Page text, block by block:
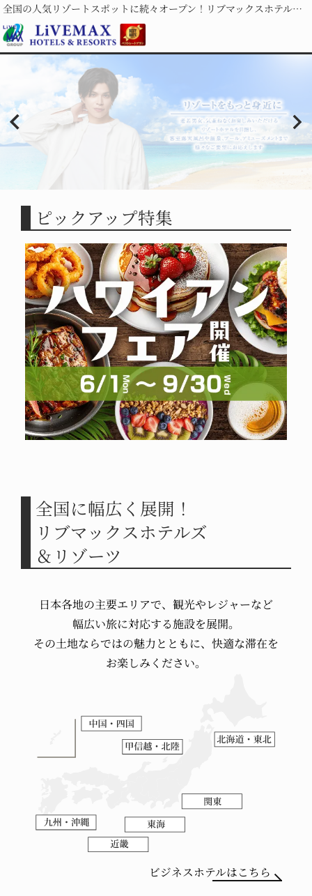
全国の人気リゾートスポットに続々オープン！リブマックスホテルズ＆リゾーツ
ピックアップ特集
全国に幅広く展開！
リブマックスホテルズ
＆リゾーツ
日本各地の主要エリアで、 観光やレジャーなど
幅広い旅に対応する施設を展開。
その土地ならではの魅力とともに、 快適な滞在を
お楽しみください。
ビジネスホテルはこちら